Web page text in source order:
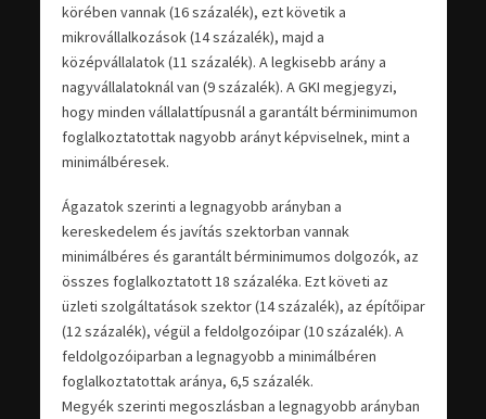
körében vannak (16 százalék), ezt követik a
mikrovállalkozások (14 százalék), majd a
középvállalatok (11 százalék). A legkisebb arány a
nagyvállalatoknál van (9 százalék). A GKI megjegyzi,
hogy minden vállalattípusnál a garantált bérminimumon
foglalkoztatottak nagyobb arányt képviselnek, mint a
minimálbéresek.
Ágazatok szerinti a legnagyobb arányban a
kereskedelem és javítás szektorban vannak
minimálbéres és garantált bérminimumos dolgozók, az
összes foglalkoztatott 18 százaléka. Ezt követi az
üzleti szolgáltatások szektor (14 százalék), az építőipar
(12 százalék), végül a feldolgozóipar (10 százalék). A
feldolgozóiparban a legnagyobb a minimálbéren
foglalkoztatottak aránya, 6,5 százalék.
Megyék szerinti megoszlásban a legnagyobb arányban